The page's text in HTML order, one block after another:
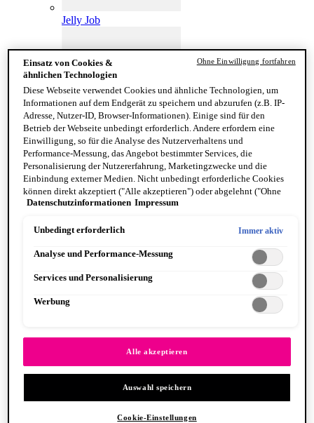
Jelly Job
Lip Lingerie Stain
FACE
Alle anzeigen FACE
Foundation
Primer
Puder
Blush
Bronzer
Einsatz von Cookies &
ähnlichen Technologien
Diese Webseite verwendet Cookies und ähnliche Technologien, um
Informationen auf dem Endgerät zu speichern und abzurufen (z.B. IP-
Adresse, Nutzer-ID, Browser-Informationen). Einige sind für den
Betrieb der Webseite unbedingt erforderlich. Andere erfordern eine
Einwilligung, so für die Analyse des Nutzerverhaltens und
Performance-Messung, das Angebot bestimmter Services, die
Personalisierung der Nutzererfahrung, Marketingzwecke und die
Einbindung externer Medien. Nicht unbedingt erforderliche Cookies
können direkt akzeptiert ("Alle akzeptieren") oder abgelehnt ("Ohne
Einwilligung fortfahren") werden. Individuelle Anpassungen der
speichern"). Die Auswahl kann jederzeit unter dem Link "Cookie-
Datenschutzinformationen.
Datenschutzinformationen Impressum
Unbedingt erforderlich Immer aktiv
Analyse und Performance-Messung
Services und Personalisierung
Werbung
Alle akzeptieren
Auswahl speichern
Cookie-Einstellungen
Ohne Einwilligung fortfahren